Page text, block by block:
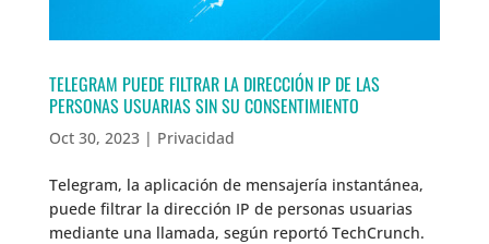
TELEGRAM PUEDE FILTRAR LA DIRECCIÓN IP DE LAS
PERSONAS USUARIAS SIN SU CONSENTIMIENTO
Oct 30, 2023| Privacidad
Telegram, la aplicación de mensajería instantánea,
puede filtrar la dirección IP de personas usuarias
mediante una llamada, según reportó TechCrunch.